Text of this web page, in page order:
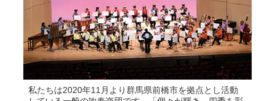
私たちは2020年11月より群馬県前橋市を拠点とし活動